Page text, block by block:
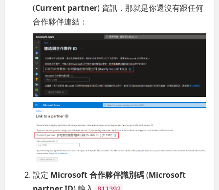
(Current partner) 資訊，那就是你還沒有跟任何
合作夥伴連結：
設定 Microsoft 合作夥伴識別碼(Microsoft